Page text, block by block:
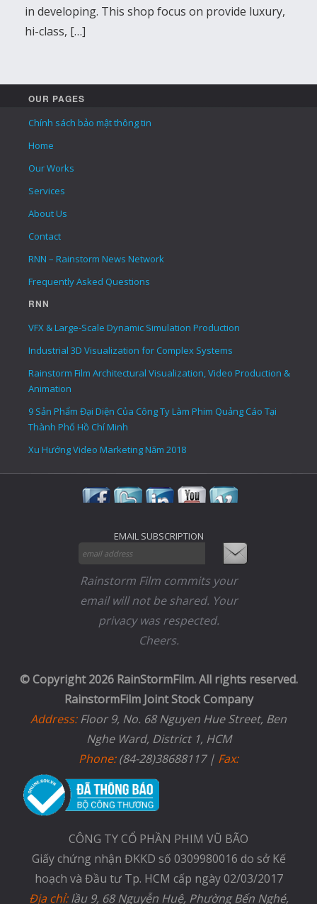
in developing. This shop focus on provide luxury,
hi-class, […]
OUR PAGES
Chính sách bảo mật thông tin
Home
Our Works
Services
About Us
Contact
RNN – Rainstorm News Network
Frequently Asked Questions
RNN
VFX & Large-Scale Dynamic Simulation Production
Industrial 3D Visualization for Complex Systems
Rainstorm Film Architectural Visualization, Video Production &
Animation
9 Sản Phẩm Đại Diện Của Công Ty Làm Phim Quảng Cáo Tại
Thành Phố Hồ Chí Minh
Xu Hướng Video Marketing Năm 2018
EMAIL SUBSCRIPTION
Rainstorm Film commits your
email will not be shared. Your
privacy was respected.
Cheers.
© Copyright 2026 RainStormFilm. All rights reserved.
RainstormFilm Joint Stock Company
Address:Floor 9, No. 68 Nguyen Hue Street, Ben
Nghe Ward, District 1, HCM
Phone:(84-28)38688117 | Fax:
CÔNG TY CỔ PHẦN PHIM VŨ BÃO
Giấy chứng nhận ĐKKD số 0309980016 do sở Kế
hoạch và Đầu tư Tp. HCM cấp ngày 02/03/2017
Địa chỉ:lầu 9, 68 Nguyễn Huệ, Phường Bến Nghé,